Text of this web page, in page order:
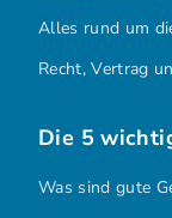
Alles rund um
Recht, Vertrag
Die 5
Was sind gute